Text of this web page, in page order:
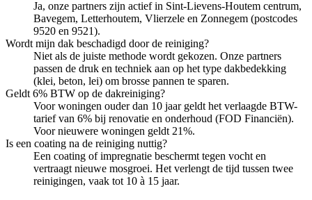
Ja, onze partners zijn actief in Sint-Lievens-Houtem centrum,
Bavegem, Letterhoutem, Vlierzele en Zonnegem (postcodes
9520 en 9521).
Wordt mijn dak beschadigd door de reiniging?
Niet als de juiste methode wordt gekozen. Onze partners
passen de druk en techniek aan op het type dakbedekking
(klei, beton, lei) om brosse pannen te sparen.
Geldt 6% BTW op de dakreiniging?
Voor woningen ouder dan 10 jaar geldt het verlaagde BTW-
tarief van 6% bij renovatie en onderhoud (FOD Financiën).
Voor nieuwere woningen geldt 21%.
Is een coating na de reiniging nuttig?
Een coating of impregnatie beschermt tegen vocht en
vertraagt nieuwe mosgroei. Het verlengt de tijd tussen twee
reinigingen, vaak tot 10 à 15 jaar.